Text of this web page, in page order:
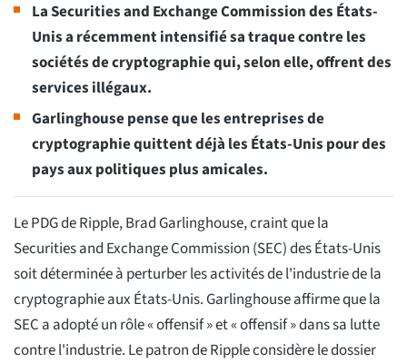
La Securities and Exchange Commission des États-
Unis a récemment intensifié sa traque contre les
sociétés de cryptographie qui, selon elle, offrent des
services illégaux.
Garlinghouse pense que les entreprises de
cryptographie quittent déjà les États-Unis pour des
pays aux politiques plus amicales.
Le PDG de Ripple, Brad Garlinghouse, craint que la
Securities and Exchange Commission (SEC) des États-Unis
soit déterminée à perturber les activités de l'industrie de la
cryptographie aux États-Unis. Garlinghouse affirme que la
SEC a adopté un rôle « offensif » et « offensif » dans sa lutte
contre l'industrie. Le patron de Ripple considère le dossier